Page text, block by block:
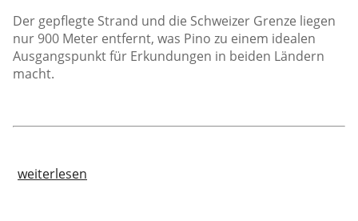
Der gepflegte Strand und die Schweizer Grenze liegen
nur 900 Meter entfernt, was Pino zu einem idealen
Ausgangspunkt für Erkundungen in beiden Ländern
macht.
weiterlesen